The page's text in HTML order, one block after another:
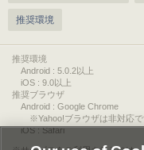
推奨環境
推奨環境
Android : 5.0.2以上
iOS : 9.0以上
推奨ブラウザ
Android : Google Chrome
※Yahoo!ブラウザは非対応で
iOS : Safari